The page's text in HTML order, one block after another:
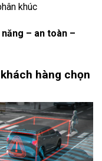
khúc
năng – an toàn –
hàng chọn